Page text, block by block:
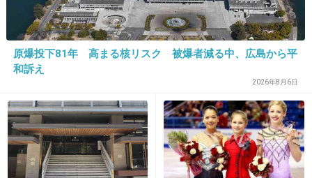
17. 匿名2020/06/15(月) 11:40:08
日本に生まれてよかったー！
-2
18. 匿名2020/06/15(月) 11:40:12
あ、保険が使えるのね
原爆投下81年 高まる核リスク 被爆者減る中、広島から平
和訴え
2026年8月6日